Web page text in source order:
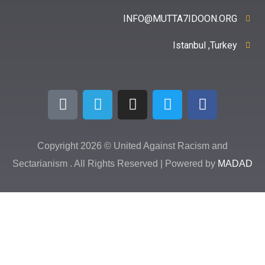
Istanbul
Copyright 2026 © United Against Racism
Sectarianism . All Rights Reserved | Powered